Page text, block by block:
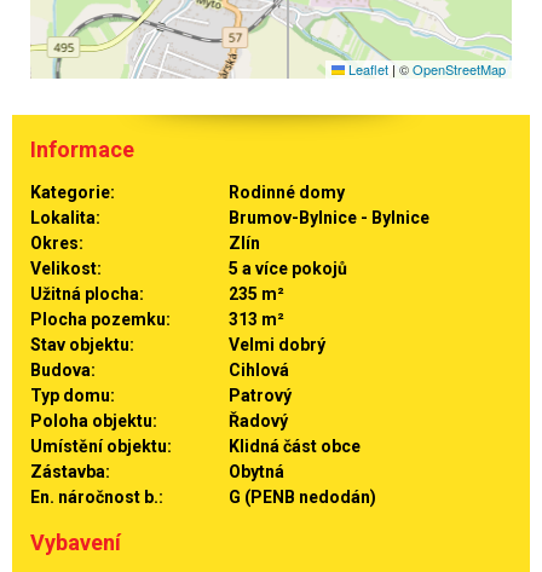
Leaflet | ©OpenStreetMap
Informace
Kategorie:
Rodinné domy
Lokalita:
Brumov-Bylnice - Bylnice
Okres:
Zlín
Velikost:
5 a více pokojů
Užitná plocha:
235 m²
Plocha pozemku:
313 m²
Stav objektu:
Velmi dobrý
Budova:
Cihlová
Typ domu:
Patrový
Poloha objektu:
Řadový
Umístění objektu:
Klidná část obce
Zástavba:
Obytná
En. náročnost b.:
G (PENB nedodán)
Vybavení